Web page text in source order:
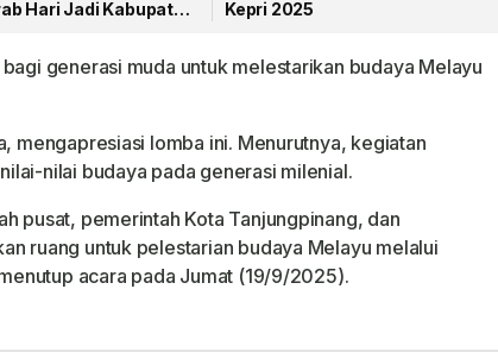
Hari Jadi Kabupaten
Kepri 2025
generasi muda untuk melestarikan budaya Melayu
mengapresiasi lomba ini. Menurutnya, kegiatan
nilai budaya pada generasi milenial.
pusat, pemerintah Kota Tanjungpinang, dan
ruang untuk pelestarian budaya Melayu melalui
acara pada Jumat (19/9/2025).